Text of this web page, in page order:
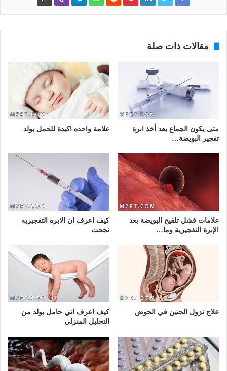
مقالات ذات صلة
متى يكون الجماع بعد أخذ ابرة
تفجير البويضة…
علامة واحده اكيدة للحمل بولد
علامات فشل تلقيح البويضة بعد
الإبرة التفجيرية وما…
كيف اعرف ان الابره التفجيريه
نجحت
علاج نزول الجنين في الحوض
كيف اعرف اني حامل بولد من
التحليل المنزلي